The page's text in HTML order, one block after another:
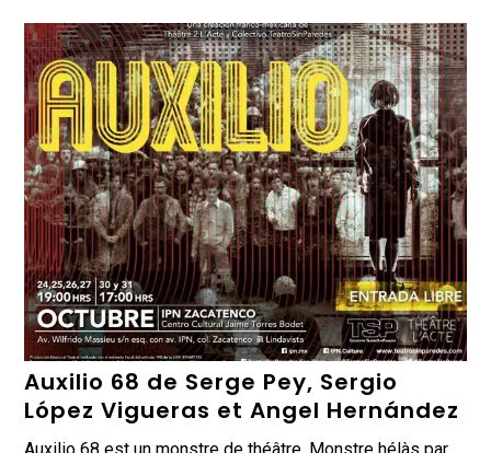
Auxilio 68 de Serge Pey, Sergio
López Vigueras et Angel Hernández